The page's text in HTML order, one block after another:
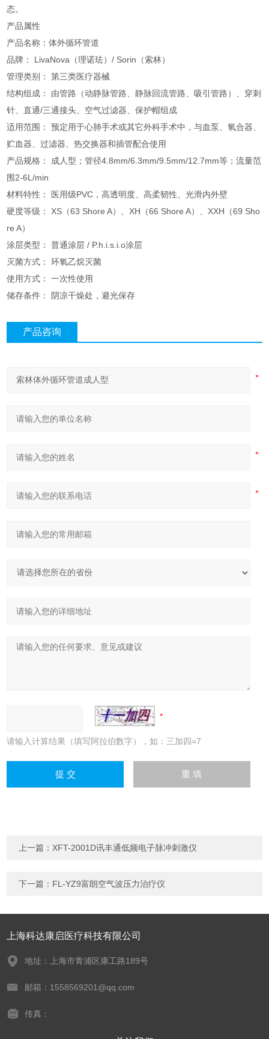
态。
产品属性
产品名称：体外循环管道
品牌： LivaNova（理诺珐）/ Sorin（索林）
管理类别： 第三类医疗器械
结构组成： 由管路（动静脉管路、静脉回流管路、吸引管路）、穿刺
针、直通/三通接头、空气过滤器、保护帽组成
适用范围： 预定用于心肺手术或其它外科手术中，与血泵、氧合器、
贮血器、过滤器、热交换器和插管配合使用
产品规格： 成人型；管径4.8mm/6.3mm/9.5mm/12.7mm等；流量范
围2-6L/min
材料特性： 医用级PVC，高透明度、高柔韧性、光滑内外壁
硬度等级： XS（63 Shore A）、XH（66 Shore A）、XXH（69 Sho
re A）
涂层类型： 普通涂层 / P.h.i.s.i.o涂层
灭菌方式： 环氧乙烷灭菌
使用方式： 一次性使用
储存条件： 阴凉干燥处，避光保存
产品咨询
请输入计算结果（填写阿拉伯数字），如：三加四=7
上一篇： XFT-2001D讯丰通低频电子脉冲刺激仪
下一篇： FL-YZ9富朗空气波压力治疗仪
上海科达康启医疗科技有限公司
地址：上海市青浦区康工路189号
邮箱：1558569201@qq.com
传真：